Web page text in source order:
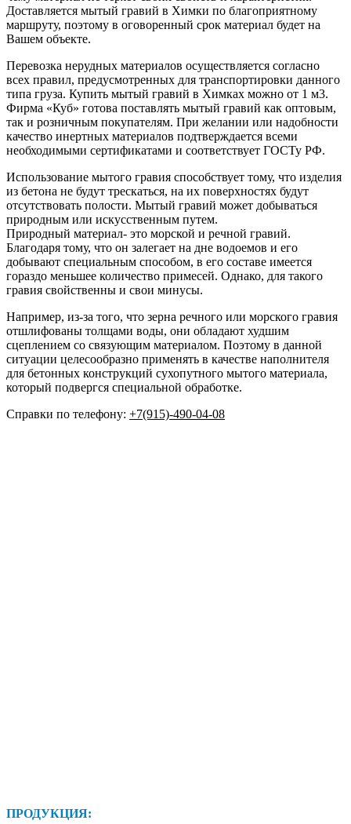
Доставляется мытый гравий в Химки по благоприятному
маршруту, поэтому в оговоренный срок материал будет на
Вашем объекте.
Перевозка нерудных материалов осуществляется согласно
всех правил, предусмотренных для транспортировки данного
типа груза. Купить мытый гравий в Химках можно от 1 м3.
Фирма «Куб» готова поставлять мытый гравий как оптовым,
так и розничным покупателям. При желании или надобности
качество инертных материалов подтверждается всеми
необходимыми сертификатами и соответствует ГОСТу РФ.
Использование мытого гравия способствует тому, что изделия
из бетона не будут трескаться, на их поверхностях будут
отсутствовать полости. Мытый гравий может добываться
природным или искусственным путем.
Природный материал- это морской и речной гравий.
Благодаря тому, что он залегает на дне водоемов и его
добывают специальным способом, в его составе имеется
гораздо меньшее количество примесей. Однако, для такого
гравия свойственны и свои минусы.
Например, из-за того, что зерна речного или морского гравия
отшлифованы толщами воды, они обладают худшим
сцеплением со связующим материалом. Поэтому в данной
ситуации целесообразно применять в качестве наполнителя
для бетонных конструкций сухопутного мытого материала,
который подвергся специальной обработке.
Справки по телефону: +7(915)-490-04-08
ПРОДУКЦИЯ: